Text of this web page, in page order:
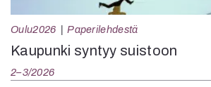
Oulu2026 Paperilehdestä
Kaupunki syntyy suistoon
2–3/2026